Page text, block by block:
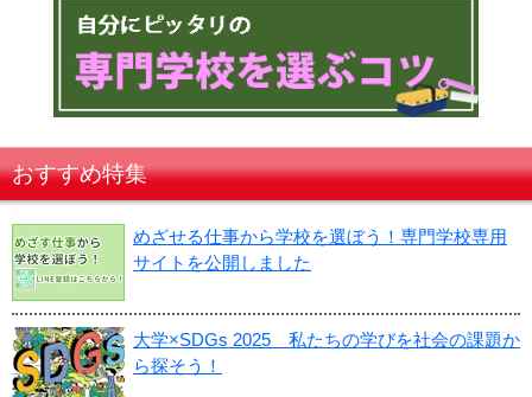
おすすめ特集
めざせる仕事から学校を選ぼう！専門学校専用
サイトを公開しました
大学×SDGs 2025 私たちの学びを社会の課題か
ら探そう！